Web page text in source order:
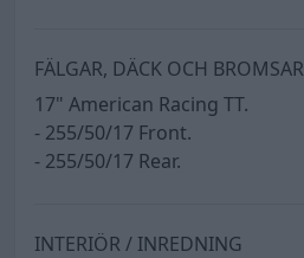
FÄLGAR, DÄCK OCH BROMSAR
17" American Racing TT.
- 255/50/17 Front.
- 255/50/17 Rear.
INTERIÖR / INREDNING